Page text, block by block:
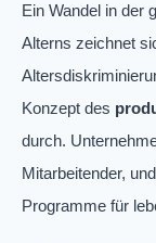
Ein Wandel in der
Alterns zeichnet
Konzept des
durch.
Mitarbeitender,
Programme für